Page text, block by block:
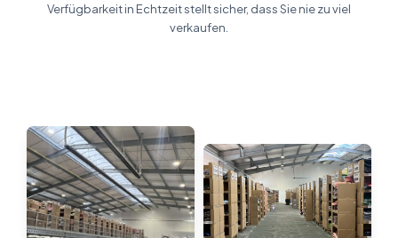
Verfügbarkeit in Echtzeit stellt sicher, dass Sie nie zu viel
verkaufen.